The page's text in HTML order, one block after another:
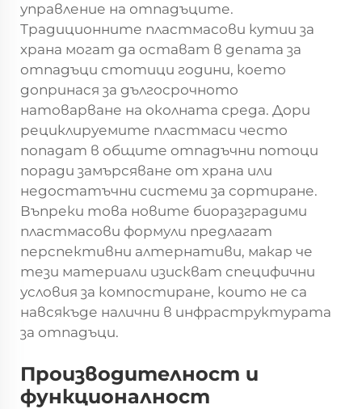
управление на отпадъците.
Традиционните пластмасови кутии за
храна могат да остават в депата за
отпадъци стотици години, което
допринася за дългосрочното
натоварване на околната среда. Дори
рециклируемите пластмаси често
попадат в общите отпадъчни потоци
поради замърсяване от храна или
недостатъчни системи за сортиране.
Въпреки това новите биоразградими
пластмасови формули предлагат
перспективни алтернативи, макар че
тези материали изискват специфични
условия за компостиране, които не са
навсякъде налични в инфраструктурата
за отпадъци.
Производителност и
функционалност